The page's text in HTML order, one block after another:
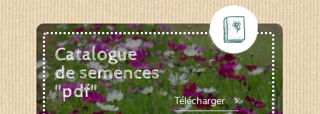
Catalogue
de semences
"pdf"
Télécharger